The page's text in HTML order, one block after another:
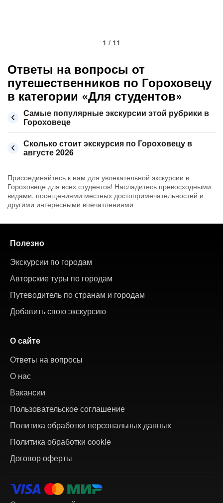
1 / 11
Ответы на вопросы от
путешественников по Гороховецу
в категории «Для студентов»
Самые популярные экскурсии этой рубрики в
Гороховеце
Сколько стоит экскурсия по Гороховецу в
августе 2026
Присоединяйтесь к нам для увлекательной экскурсии в
Гороховеце для всех студентов! Насладитесь превосходными
видами, посещениями местных достопримечательностей и
другими интересными впечатлениями
Полезно
Экскурсии по городам
Авторские туры по городам
Путеводитель по странам и городам
Добавить свою экскурсию
О сайте
Ответы на вопросы
О нас
Вакансии
Пользовательское соглашение
Политика обработки персональных данных
Политика обработки cookie
Договор оферты